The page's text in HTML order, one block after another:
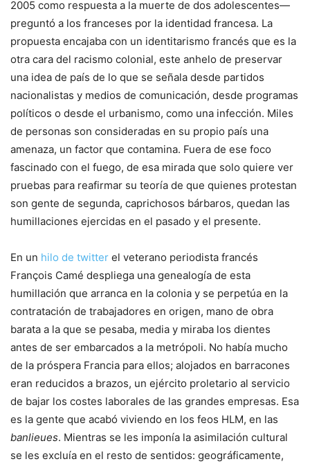
2005 como respuesta a la muerte de dos adolescentes—
preguntó a los franceses por la identidad francesa. La
propuesta encajaba con un identitarismo francés que es la
otra cara del racismo colonial, este anhelo de preservar
una idea de país de lo que se señala desde partidos
nacionalistas y medios de comunicación, desde programas
políticos o desde el urbanismo, como una infección. Miles
de personas son consideradas en su propio país una
amenaza, un factor que contamina. Fuera de ese foco
fascinado con el fuego, de esa mirada que solo quiere ver
pruebas para reafirmar su teoría de que quienes protestan
son gente de segunda, caprichosos bárbaros, quedan las
humillaciones ejercidas en el pasado y el presente.
En un hilo de twitter el veterano periodista francés
François Camé despliega una genealogía de esta
humillación que arranca en la colonia y se perpetúa en la
contratación de trabajadores en origen, mano de obra
barata a la que se pesaba, media y miraba los dientes
antes de ser embarcados a la metrópoli. No había mucho
de la próspera Francia para ellos; alojados en barracones
eran reducidos a brazos, un ejército proletario al servicio
de bajar los costes laborales de las grandes empresas. Esa
es la gente que acabó viviendo en los feos HLM, en las
banlieues. Mientras se les imponía la asimilación cultural
se les excluía en el resto de sentidos: geográficamente,